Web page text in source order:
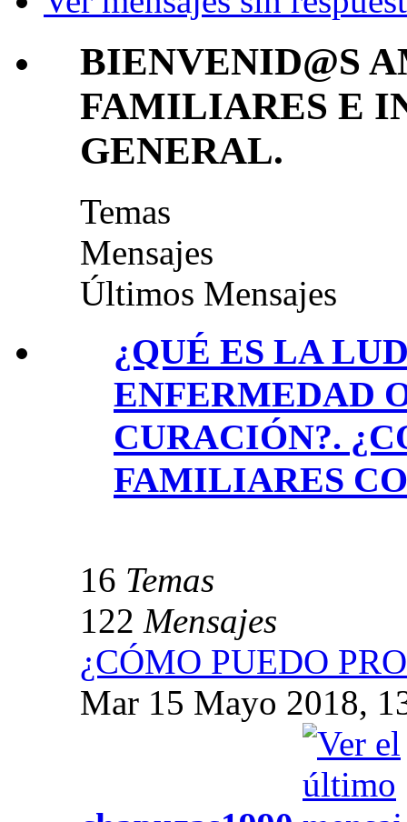
BIENVENID@S
FAMILIARES E
GENERAL.
Temas
Mensajes
Últimos Mensajes
¿QUÉ ES LA
ENFERMEDAD
CURACIÓN?.
FAMILIARES
16 Temas
122 Mensajes
¿CÓMO PUEDO
Mar 15 Mayo 2018,